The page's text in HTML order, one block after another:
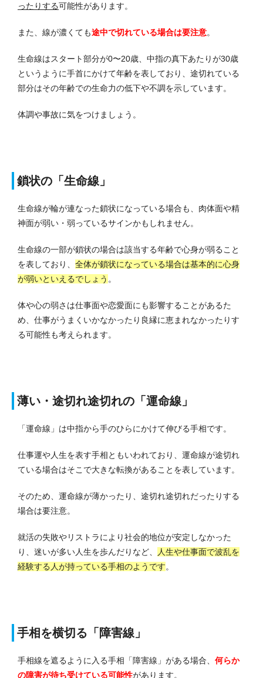
ったりする可能性があります。
また、線が濃くても途中で切れている場合は要注意。
生命線はスタート部分が0〜20歳、中指の真下あたりが30歳
というように手首にかけて年齢を表しており、途切れている
部分はその年齢での生命力の低下や不調を示しています。
体調や事故に気をつけましょう。
鎖状の「生命線」
生命線が輪が連なった鎖状になっている場合も、肉体面や精
神面が弱い・弱っているサインかもしれません。
生命線の一部が鎖状の場合は該当する年齢で心身が弱ること
を表しており、 全体が鎖状になっている場合は基本的に心身
が弱いといえるでしょう 。
体や心の弱さは仕事面や恋愛面にも影響することがあるた
め、仕事がうまくいかなかったり良縁に恵まれなかったりす
る可能性も考えられます。
薄い・途切れ途切れの「運命線」
「運命線」は中指から手のひらにかけて伸びる手相です。
仕事運や人生を表す手相ともいわれており、運命線が途切れ
ている場合はそこで大きな転換があることを表しています。
そのため、運命線が薄かったり、途切れ途切れだったりする
場合は要注意。
就活の失敗やリストラにより社会的地位が安定しなかった
り、迷いが多い人生を歩んだりなど、
人生や仕事面で波乱を
経験する人が持っている手相のようです。
手相を横切る「障害線」
手相線を遮るように入る手相「障害線」がある場合、 何らか
の障害が待ち受けている可能性があります。